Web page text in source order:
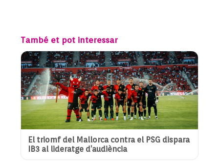
També et pot interessar
El triomf del Mallorca contra el PSG dispara
IB3 al lideratge d’audiència